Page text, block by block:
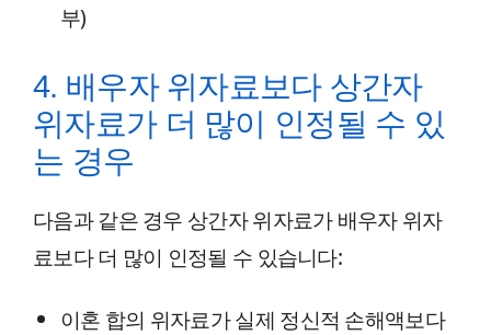
부)
4. 배우자 위자료보다 상간자
위자료가 더 많이 인정될 수 있
는 경우
다음과 같은 경우 상간자 위자료가 배우자 위자
료보다 더 많이 인정될 수 있습니다:
이혼 합의 위자료가 실제 정신적 손해액보다